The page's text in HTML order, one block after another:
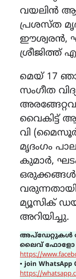
വയലിൻ
പ്രശസ്ത
ഈശ്വരൻ,
ശ്രീജിത്ത്
മെയ് 17
സംഗീത
വൈകിട്ട്
വി
മൃദംഗം
കുമാർ,
ഒരുക്കങ്ങൾ
മ്യൂസിക്
അറിയിച്ചു.
അപ്ഡേറ്റുകൾ
ലൈവ് ഫോളോ
https://
▪ join WhatsApp
https://